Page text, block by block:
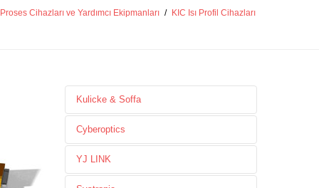
Proses Cihazları ve Yardımcı Ekipmanları / KIC Isı Profil Cihazları
Kulicke & Soffa
»Pick&Place Head
»NPI
»Opsiyonlar
»Ball Bonder
Cyberoptics
» 3D AOI
»2D AOI
YJ LINK